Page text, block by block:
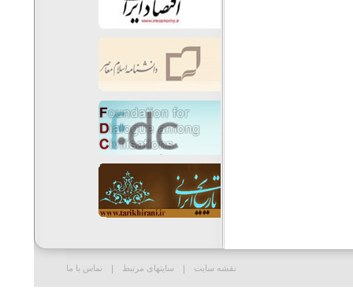
نقشه سایت سایتهای مرتبط تماس با ما